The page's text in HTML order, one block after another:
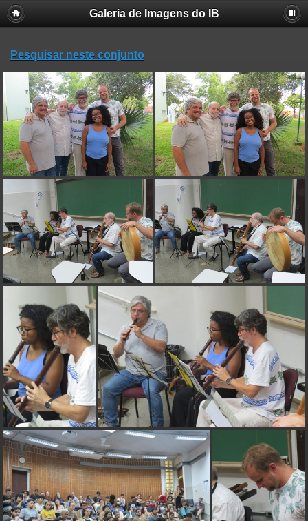
Galeria de Imagens do IB
Pesquisar neste conjunto